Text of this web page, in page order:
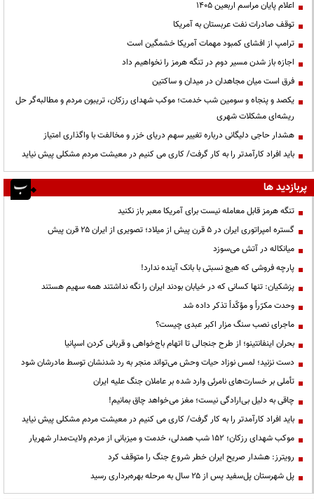
اعلام پایان مراسم اربعین ۱۴۰۵
توقف صادرات نفت عربستان به آمریکا
ترامپ از افشای کمبود مهمات آمریکا خشمگین است
اجازه باز شدن مسیر دوم در تنگه هرمز را نخواهیم داد
فرق است میان مجاهدان در میدان و ساکتین
یکصد و پنجاه و سومین شب خدمت؛ موکب شهدای رزکان، تریبون مردم و مطالبه‌گر حل
ریشه‌ای مشکلات شهری
هشدار حاجی دلیگانی درباره تغییر سهم دریای خزر و مخالفت با واگذاری امتیاز
باید افراد کارآمدتر را به کار گرفت/ کاری می کنیم در معیشت مردم مشکلی پیش نیاید
پربازدید ها
تنگه هرمز قابل معامله نیست برای آمریکا معبر باز نکنید
گستره امپراتوری ایران در ۵ قرن پیش از میلاد؛ تصویری از ایران ۲۵ قرن پیش
میانکاله در آتش می‌سوزد
پارچه فروشی که هیچ نسبتی با بانک آینده ندارد!
پزشکیان: تنها کسانی که در خیابان بودند ایران را نگه نداشتند همه سهیم هستند
وحدت مکرّراً و مؤکّداً تذکر داده شد
ماجرای نصب سنگ مزار اکبر عبدی چیست؟
بحران اینفانتینو؛ از طرح جنجالی تا اتهام باج‌خواهی و قربانی کردن اسپانیا
دست نزنید؛ لمس نوزاد حیات وحش می‌تواند منجر به رد شدنشان توسط مادرشان شود
تأملی بر خسارت‌های نامرئی وارد شده بر عاملان جنگ علیه ایران
چاقی به دلیل بی‌ارادگی نیست؛ مغز می‌خواهد چاق بمانیم!
باید افراد کارآمدتر را به کار گرفت/ کاری می کنیم در معیشت مردم مشکلی پیش نیاید
موکب شهدای رزکان؛ ۱۵۲ شب همدلی، خدمت و میزبانی از مردم ولایت‌مدار شهریار
رویترز: هشدار صریح ایران خطر شروع جنگ را متوقف کرد
پل شهرستان پل‌سفید پس از ۲۵ سال به مرحله بهره‌برداری رسید